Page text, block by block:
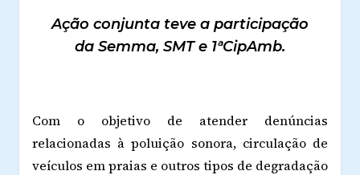
Ação conjunta teve a participação
da Semma, SMT e 1ªCipAmb.
Com o objetivo de atender denúncias
relacionadas à poluição sonora, circulação de
veículos em praias e outros tipos de degradação